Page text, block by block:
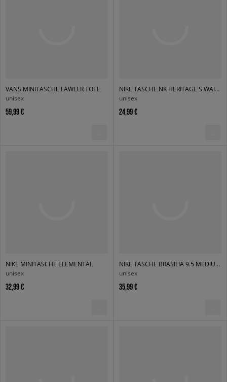
VANS MINITASCHE LAWLER TOTE
unisex
59,99 €
NIKE TASCHE NK HERITAGE S WAISTPACK 2.0
unisex
24,99 €
NIKE MINITASCHE ELEMENTAL
unisex
32,99 €
NIKE TASCHE BRASILIA 9.5 MEDIUM 60L
unisex
35,99 €